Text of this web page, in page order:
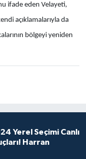
ifade eden Velayeti,
açıklamalarıyla da
bölgeyi yeniden
Yerel Seçimi Canlı
Harran